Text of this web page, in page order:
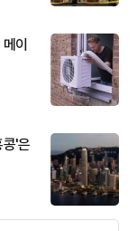
이
콩'은